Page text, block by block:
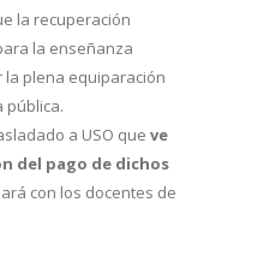
la recuperación
la enseñanza
la plena equiparación
pública.
a USO que ve
del pago de dichos
con los docentes de